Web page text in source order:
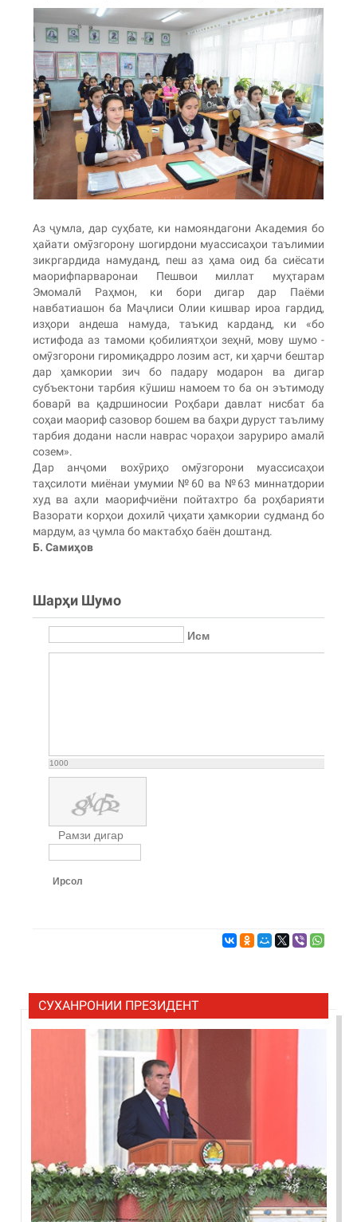
Аз ҷумла, дар суҳбате, ки намояндагони Академия бо
ҳайати омӯзгорону шогирдони муассисаҳои таълимии
зикргардида намуданд, пеш аз ҳама оид ба сиёсати
маорифпарваронаи Пешвои миллат муҳтарам
Эмомалӣ Раҳмон, ки бори дигар дар Паёми
навбатиашон ба Маҷлиси Олии кишвар ироа гардид,
изҳори андеша намуда, таъкид карданд, ки «бо
истифода аз тамоми қобилиятҳои зеҳнӣ, мову шумо -
омӯзгорони гиромиқадрро лозим аст, ки ҳарчи бештар
дар ҳамкории зич бо падару модарон ва дигар
субъектони тарбия кӯшиш намоем то ба он эътимоду
боварӣ ва қадршиносии Роҳбари давлат нисбат ба
соҳаи маориф сазовор бошем ва баҳри дуруст таълиму
тарбия додани насли наврас чораҳои заруриро амалӣ
созем».
Дар анҷоми вохӯриҳо омӯзгорони муассисаҳои
таҳсилоти миёнаи умумии №60 ва №63 миннатдории
худ ва аҳли маорифчиёни пойтахтро ба роҳбарияти
Вазорати корҳои дохилӣ ҷиҳати ҳамкории судманд бо
мардум, аз ҷумла бо мактабҳо баён доштанд.
Б. Самиҳов
Шарҳи Шумо
Исм
1000
Рамзи дигар
Ирсол
СУХАНРОНИИ ПРЕЗИДЕНТ